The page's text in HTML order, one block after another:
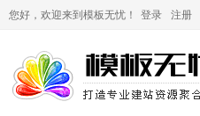
您好，欢迎来到模板无忧！ 登录 注册